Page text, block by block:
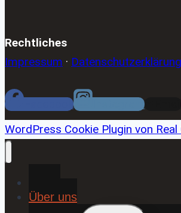
Rechtliches
Impressum · Datenschutzerklärung
Facebook Instagram
WordPress Cookie Plugin von Real
Über uns